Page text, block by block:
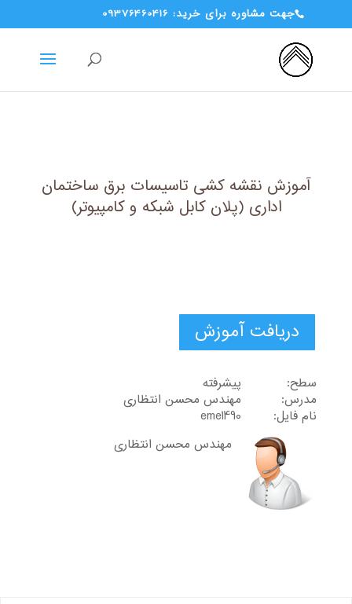
جهت مشاوره برای خرید: 09376460416
آموزش نقشه کشی تاسیسات برق ساختمان
اداری (پلان کابل شبکه و کامپیوتر)
دریافت آموزش
سطح: پیشرفته
مدرس: مهندس محسن انتظاری
نام فایل:
eme1490
مهندس محسن انتظاری